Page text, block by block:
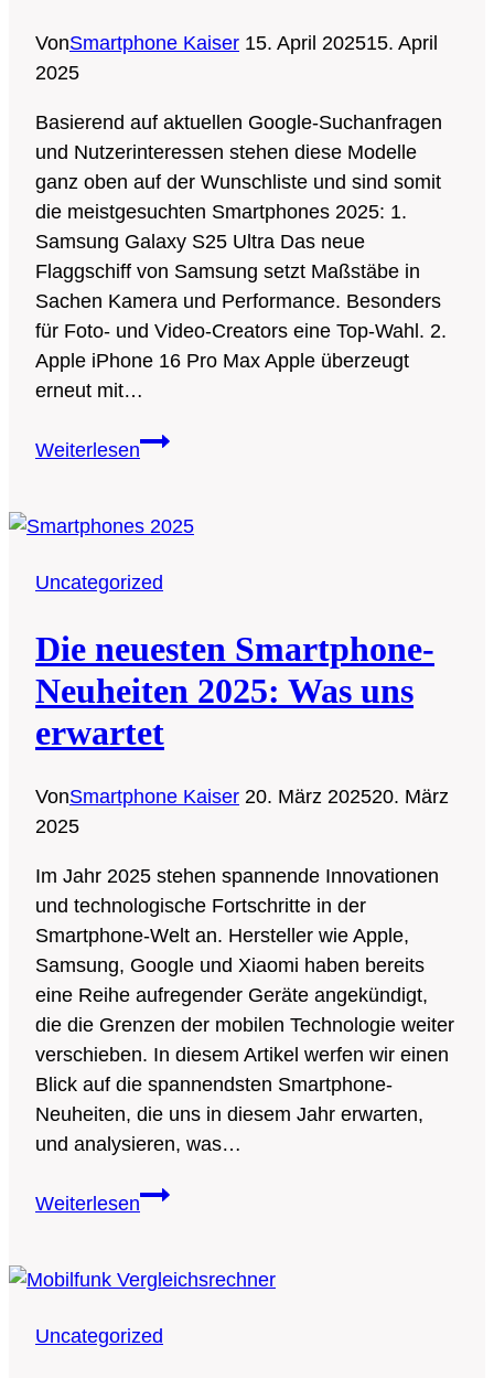
VonSmartphone Kaiser 15. April 202515. April
2025
Basierend auf aktuellen Google-Suchanfragen
und Nutzerinteressen stehen diese Modelle
ganz oben auf der Wunschliste und sind somit
die meistgesuchten Smartphones 2025: 1.
Samsung Galaxy S25 Ultra Das neue
Flaggschiff von Samsung setzt Maßstäbe in
Sachen Kamera und Performance. Besonders
für Foto- und Video-Creators eine Top-Wahl. 2.
Apple iPhone 16 Pro Max Apple überzeugt
erneut mit…
WeiterlesenDie
2025
Uncategorized
Die neuesten Smartphone-
Neuheiten 2025: Was uns
erwartet
VonSmartphone Kaiser 20. März 202520. März
2025
Im Jahr 2025 stehen spannende Innovationen
und technologische Fortschritte in der
Smartphone-Welt an. Hersteller wie Apple,
Samsung, Google und Xiaomi haben bereits
eine Reihe aufregender Geräte angekündigt,
die die Grenzen der mobilen Technologie weiter
verschieben. In diesem Artikel werfen wir einen
Blick auf die spannendsten Smartphone-
Neuheiten, die uns in diesem Jahr erwarten,
und analysieren, was…
WeiterlesenDie
Neuheiten
Was
Uncategorized